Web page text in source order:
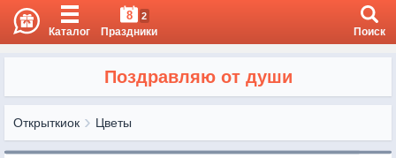
Каталог
8 2
Праздники Поиск
Поздравляю от души
Открыткиок Цветы